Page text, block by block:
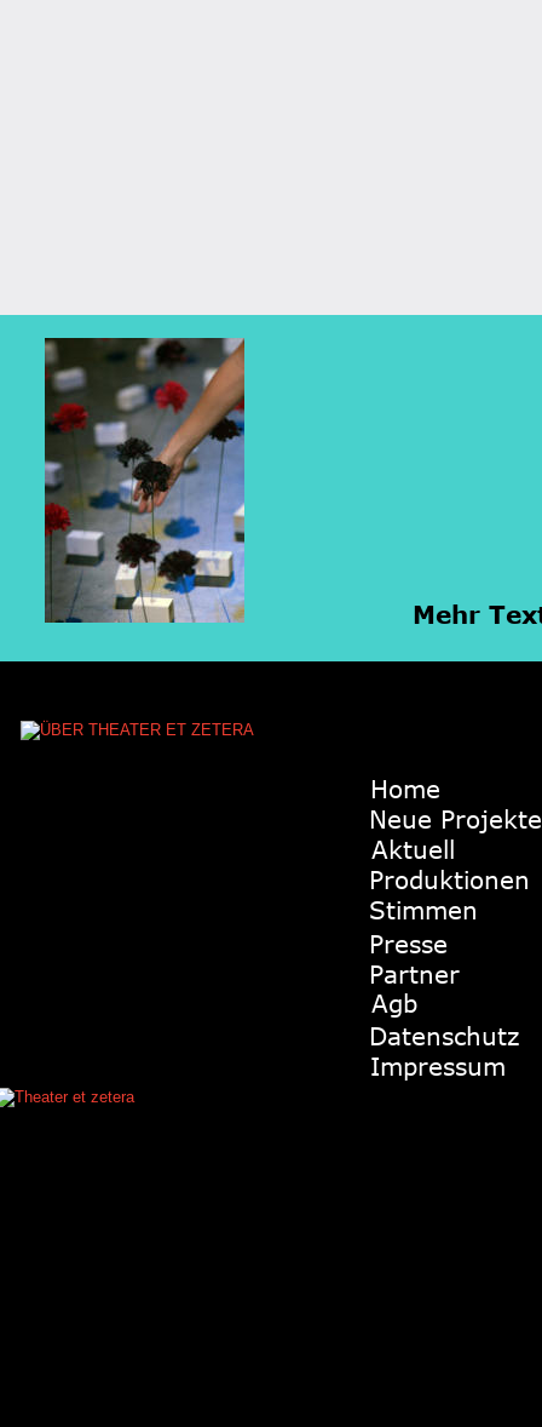
Home
Neue Projekte
Aktuell
Stimmen
Partner
Agb
Produktionen
Datenschutz
Impressum
Presse
Mehr